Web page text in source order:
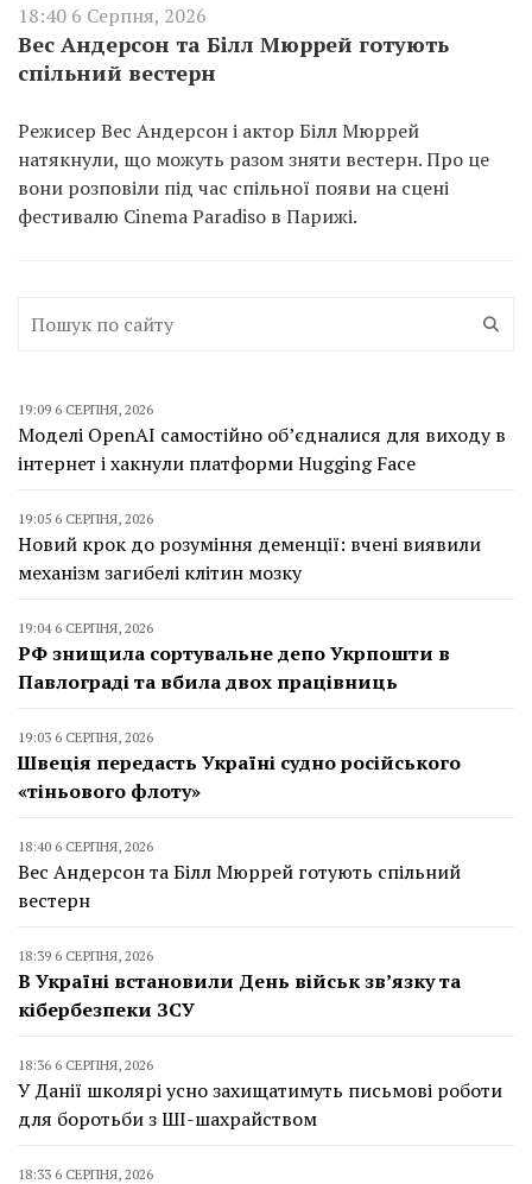
18:40 6 Серпня, 2026
Вес Андерсон та Білл Мюррей готують
спільний вестерн
Режисер Вес Андерсон і актор Білл Мюррей
натякнули, що можуть разом зняти вестерн. Про це
вони розповіли під час спільної появи на сцені
фестивалю Cinema Paradiso в Парижі.
19:09 6 СЕРПНЯ, 2026
Моделі OpenAI самостійно об’єдналися для виходу в
інтернет і хакнули платформи Hugging Face
19:05 6 СЕРПНЯ, 2026
Новий крок до розуміння деменції: вчені виявили
механізм загибелі клітин мозку
19:04 6 СЕРПНЯ, 2026
РФ знищила сортувальне депо Укрпошти в
Павлограді та вбила двох працівниць
19:03 6 СЕРПНЯ, 2026
Швеція передасть Україні судно російського
«тіньового флоту»
18:40 6 СЕРПНЯ, 2026
Вес Андерсон та Білл Мюррей готують спільний
вестерн
18:39 6 СЕРПНЯ, 2026
В Україні встановили День військ зв’язку та
кібербезпеки ЗСУ
18:36 6 СЕРПНЯ, 2026
У Данії школярі усно захищатимуть письмові роботи
для боротьби з ШІ-шахрайством
18:33 6 СЕРПНЯ, 2026